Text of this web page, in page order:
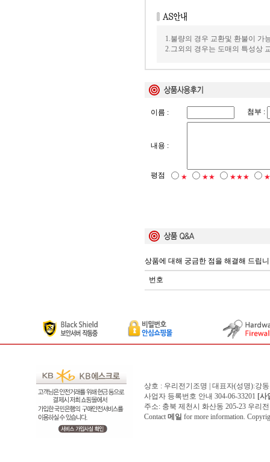
1.불량의 경우 교환및 환불이 가
2.그외의 경우는 도매의 특성상
이름 : 첨부 :
내용 :
평점 ★ ★★ ★★★
상품에 대해 궁금한 점을 해결해 드립
번호
상호 : 우리전기조명 | 대표자(성명):강
사업자 등록번호 안내 304-06-33201 [사
주소: 충북 제천시 화산동 205-23 우리
Contact 메일 for more information.